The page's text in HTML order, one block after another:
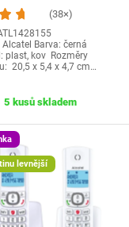
(38×)
Barva: černá
plast, kov Rozměry
20,5 x 5,4 x 4,7 cm…
5 kusů skladem
levnější